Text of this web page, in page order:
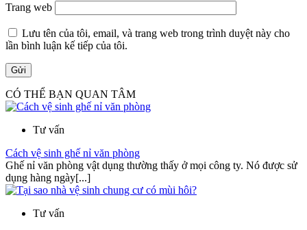
Trang web
Lưu tên của tôi, email, và trang web trong trình duyệt này cho
lần bình luận kế tiếp của tôi.
CÓ THỂ BẠN QUAN TÂM
Tư vấn
Cách vệ sinh ghế nỉ văn phòng
Ghế nỉ văn phòng vật dụng thường thấy ở mọi công ty. Nó được sử
dụng hàng ngày[...]
Tư vấn